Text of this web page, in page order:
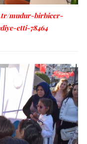
mudur-birbicer-
etti-78464